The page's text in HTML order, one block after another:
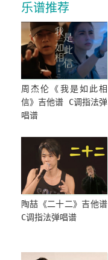
乐谱推荐
周杰伦《我是如此相
信》吉他谱 C调指法弹
唱谱
陶喆《二十二》吉他谱
C调指法弹唱谱